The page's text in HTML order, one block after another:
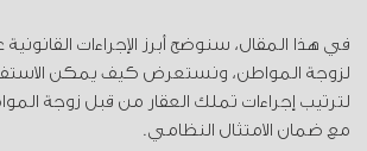
في هذا المقال، سنوضح أبرز الإجراءات القانونية
لزوجة المواطن، ونستعرض كيف يمكن
لترتيب إجراءات تملك العقار من قبل زوجة
مع ضمان الامتثال النظامي.